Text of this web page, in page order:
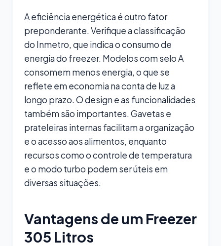
A eficiência energética é outro fator
preponderante. Verifique a classificação
do Inmetro, que indica o consumo de
energia do freezer. Modelos com selo A
consomem menos energia, o que se
reflete em economia na conta de luz a
longo prazo. O design e as funcionalidades
também são importantes. Gavetas e
prateleiras internas facilitam a organização
e o acesso aos alimentos, enquanto
recursos como o controle de temperatura
e o modo turbo podem ser úteis em
diversas situações.
Vantagens de um Freezer
305 Litros